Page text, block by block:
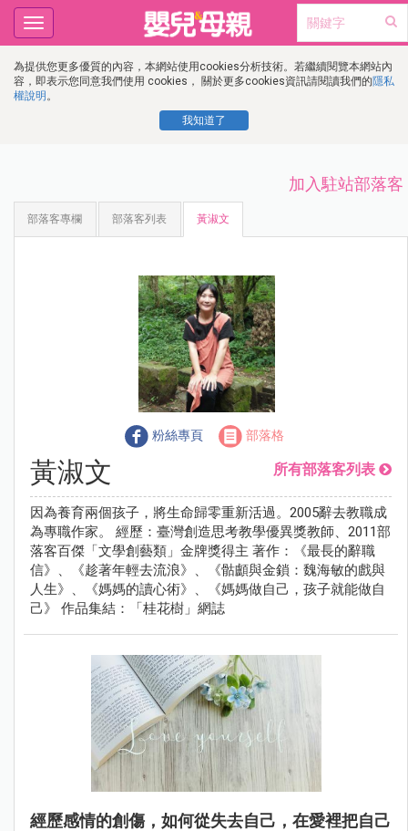
為提供您更多優質的內容，本網站使用cookies分析技術。若繼續閱覽本網站內
容，即表示您同意我們使用 cookies， 關於更多cookies資訊請閱讀我們的隱私
權說明 。
我知道了
Toggle
navigation
加入駐站部落客
部落客專欄 部落客列表 黃淑文
粉絲專頁 部落格
黃淑文 所有部落客列表
因為養育兩個孩子，將生命歸零重新活過。2005辭去教職成
為專職作家。 經歷：臺灣創造思考教學優異獎教師、2011部
落客百傑「文學創藝類」金牌獎得主 著作：《最長的辭職
信》、《趁著年輕去流浪》、《骷顱與金鎖：魏海敏的戲與
人生》、《媽媽的讀心術》、《媽媽做自己，孩子就能做自
己》 作品集結：「桂花樹」網誌
經歷感情的創傷，如何從失去自己，在愛裡把自己